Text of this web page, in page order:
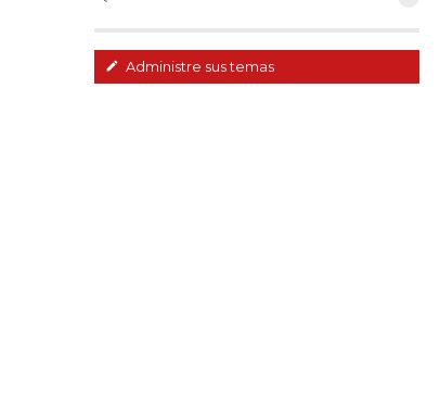
Administre sus temas